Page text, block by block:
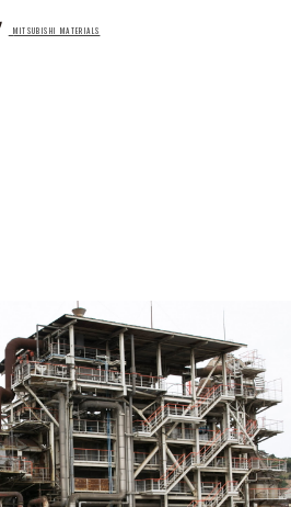
MITSUBISHI MATERIALS